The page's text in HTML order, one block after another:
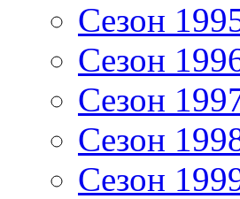
Сезон
Сезон
Сезон
Сезон
Сезон